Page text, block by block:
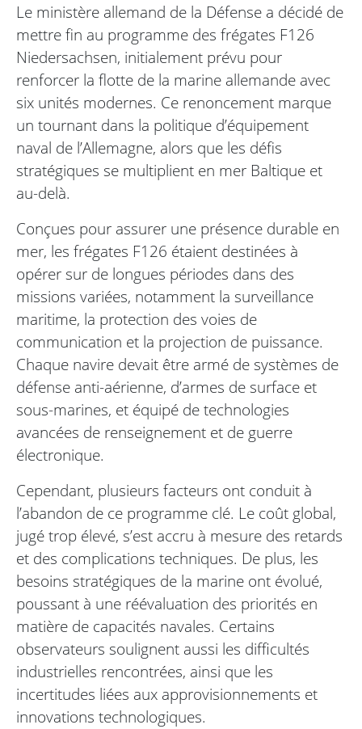
Le ministère allemand de la Défense a décidé de
mettre fin au programme des frégates F126
Niedersachsen, initialement prévu pour
renforcer la flotte de la marine allemande avec
six unités modernes. Ce renoncement marque
un tournant dans la politique d’équipement
naval de l’Allemagne, alors que les défis
stratégiques se multiplient en mer Baltique et
au-delà.
Conçues pour assurer une présence durable en
mer, les frégates F126 étaient destinées à
opérer sur de longues périodes dans des
missions variées, notamment la surveillance
maritime, la protection des voies de
communication et la projection de puissance.
Chaque navire devait être armé de systèmes de
défense anti-aérienne, d’armes de surface et
sous-marines, et équipé de technologies
avancées de renseignement et de guerre
électronique.
Cependant, plusieurs facteurs ont conduit à
l’abandon de ce programme clé. Le coût global,
jugé trop élevé, s’est accru à mesure des retards
et des complications techniques. De plus, les
besoins stratégiques de la marine ont évolué,
poussant à une réévaluation des priorités en
matière de capacités navales. Certains
observateurs soulignent aussi les difficultés
industrielles rencontrées, ainsi que les
incertitudes liées aux approvisionnements et
innovations technologiques.